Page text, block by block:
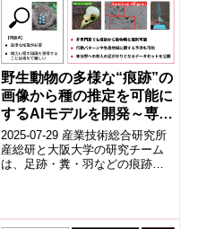
野生動物の多様な“痕跡”の
画像から種の推定を可能に
するAIモデルを開発～専門
知識がなくても非侵襲的に
動物の種を識別できる新た
なアニマルトラッキングAI
2025-07-29 産業技術総合研究所
産総研と大阪大学の研究チーム
は、足跡・糞・羽などの痕跡画